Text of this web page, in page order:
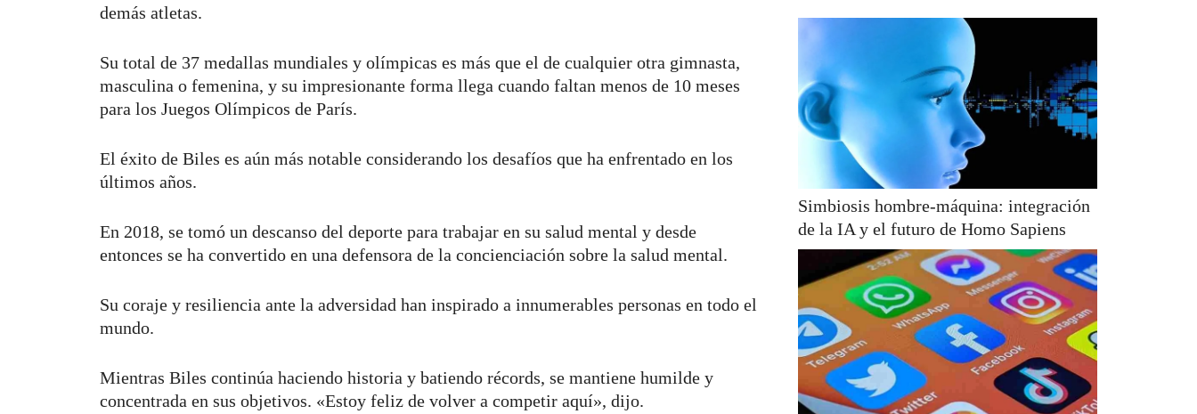
demás atletas.
Su total de 37 medallas mundiales y olímpicas es más que el de cualquier otra gimnasta,
masculina o femenina, y su impresionante forma llega cuando faltan menos de 10 meses
para los Juegos Olímpicos de París.
El éxito de Biles es aún más notable considerando los desafíos que ha enfrentado en los
últimos años.
En 2018, se tomó un descanso del deporte para trabajar en su salud mental y desde
entonces se ha convertido en una defensora de la concienciación sobre la salud mental.
Su coraje y resiliencia ante la adversidad han inspirado a innumerables personas en todo el
mundo.
Mientras Biles continúa haciendo historia y batiendo récords, se mantiene humilde y
concentrada en sus objetivos. «Estoy feliz de volver a competir aquí», dijo.
Simbiosis hombre-máquina: integración
de la IA y el futuro de Homo Sapiens